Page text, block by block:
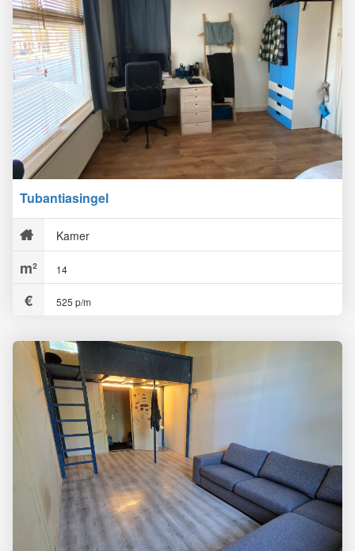
Tubantiasingel
Kamer
14
525 p/m